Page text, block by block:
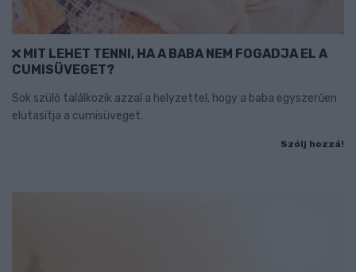
MIT LEHET TENNI, HA A BABA NEM FOGADJA EL A
CUMISÜVEGET?
Sok szülő találkozik azzal a helyzettel, hogy a baba egyszerűen
elutasítja a cumisüveget.
Szólj hozzá!